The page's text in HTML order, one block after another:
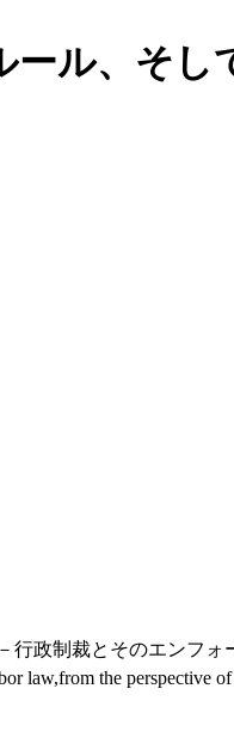
ール、そ
行政制裁とそのエンフ
law,from the